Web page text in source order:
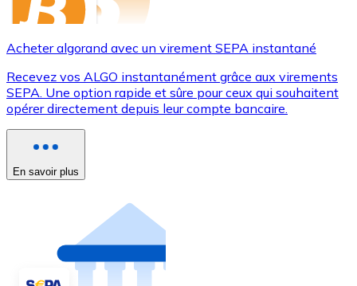
Acheter algorand avec un virement SEPA instantané
Recevez vos ALGO instantanément grâce aux virements
SEPA. Une option rapide et sûre pour ceux qui souhaitent
opérer directement depuis leur compte bancaire.
En savoir plus